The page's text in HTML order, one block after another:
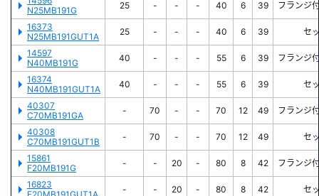
N25MB191G
25 - - - 40 6 39
フランジ
16373
N25MB191GUT1A
25 - - - 40 6 39
セ
14597
N40MB191G
40 - - - 55 6 39
フランジ
16374
N40MB191GUT1A
40 - - - 55 6 39
セ
40307
C70MB191GA
- 70 - - 70 12 49
フランジ
40308
C70MB191GUT1B
- 70 - - 70 12 49
セ
15861
F20MB191G
- - 20 - 80 8 42
フランジ
16823
- - 20 - 80 8 42
セ